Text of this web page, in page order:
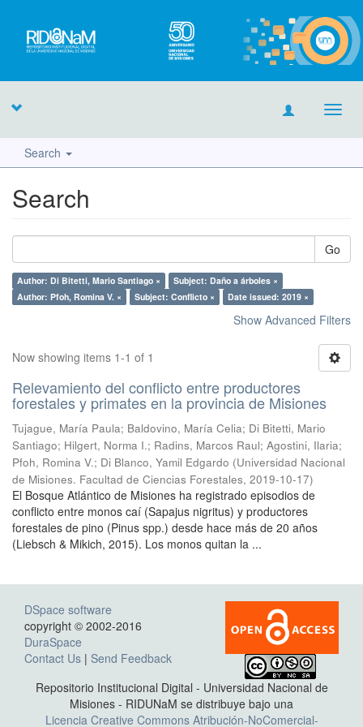
Search
Search
Go
Author: Di Bitetti, Mario Santiago ×
Subject: Daño a árboles ×
Author: Pfoh, Romina V. ×
Subject: Conflicto × Date issued: 2019 ×
Show Advanced Filters
Now showing items 1-1 of 1
Relevamiento del conflicto entre productores
forestales y primates en la provincia de Misiones
Tujague, María Paula; Baldovino, María Celia; Di Bitetti, Mario
Santiago; Hilgert, Norma I.; Radins, Marcos Raul; Agostini, Ilaria;
Pfoh, Romina V.; Di Blanco, Yamil Edgardo (Universidad Nacional
de Misiones. Facultad de Ciencias Forestales, 2019-10-17)
El Bosque Atlántico de Misiones ha registrado episodios de
conflicto entre monos caí (Sapajus nigritus) y productores
forestales de pino (Pinus spp.) desde hace más de 20 años
(Liebsch & Mikich, 2015). Los monos quitan la ...
DSpace software
copyright © 2002-2016
DuraSpace
Contact Us | Send Feedback
Repositorio Institucional Digital - Universidad Nacional de
Misiones - RIDUNaM se distribuye bajo una
Licencia Creative Commons Atribución-NoComercial-